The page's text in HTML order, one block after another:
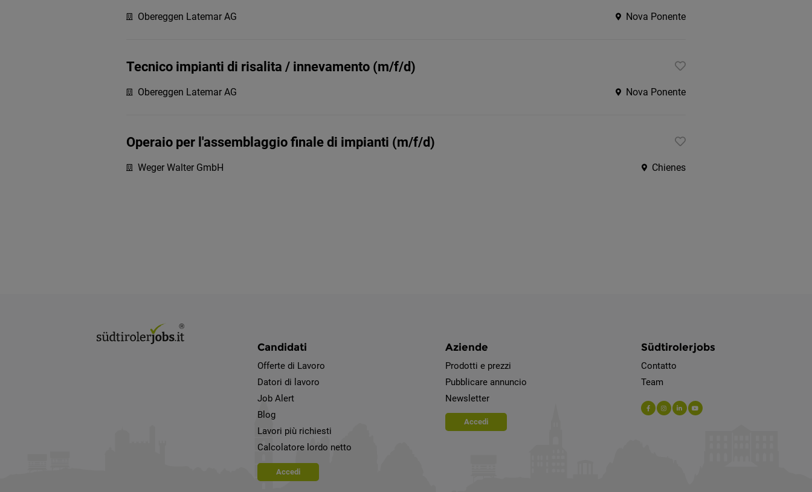
Obereggen Latemar AG Nova Ponente
Tecnico impianti di risalita / innevamento (m/f/d)
Obereggen Latemar AG Nova Ponente
Operaio per l'assemblaggio finale di impianti (m/f/d)
Weger Walter GmbH Chienes
Candidati
Offerte di Lavoro
Datori di lavoro
Job Alert
Blog
Lavori più richiesti
Calcolatore lordo netto
Accedi
Aziende
Prodotti e prezzi
Pubblicare annuncio
Newsletter
Accedi
Südtirolerjobs
Contatto
Team